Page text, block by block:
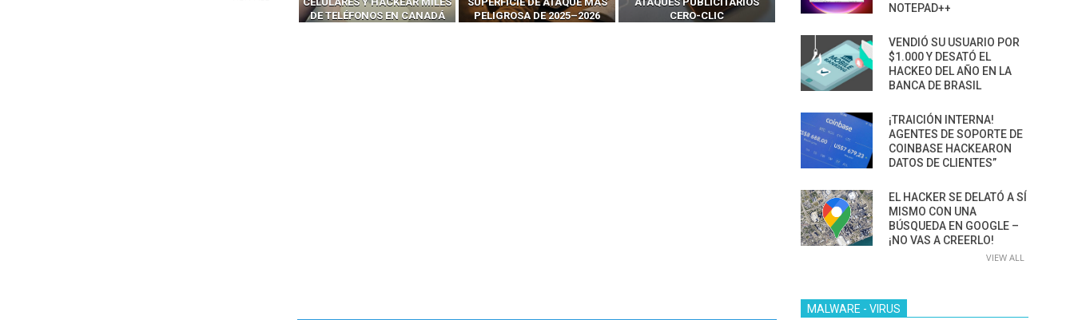
DE TELÉFONOS EN CANADÁ
PELIGROSA DE 2025–2026
CERO-CLIC
PODER DE LOS SIM BOXES”
NOTEPAD++
VENDIÓ SU USUARIO POR
$1.000 Y DESATÓ EL
HACKEO DEL AÑO EN LA
BANCA DE BRASIL
¡TRAICIÓN INTERNA!
AGENTES DE SOPORTE DE
COINBASE HACKEARON
DATOS DE CLIENTES”
EL HACKER SE DELATÓ A SÍ
MISMO CON UNA
BÚSQUEDA EN GOOGLE –
¡NO VAS A CREERLO!
VIEW ALL
MALWARE - VIRUS